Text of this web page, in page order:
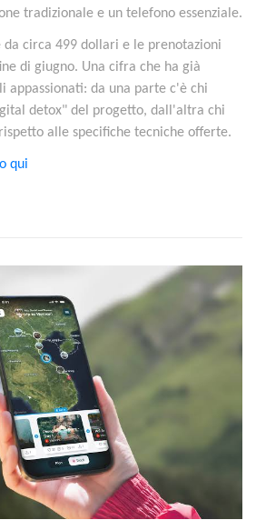
tradizionale e un telefono essenziale.
da circa 499 dollari e le prenotazioni
di giugno. Una cifra che ha già
appassionati: da una parte c'è chi
detox" del progetto, dall'altra chi
alle specifiche tecniche offerte.
qui